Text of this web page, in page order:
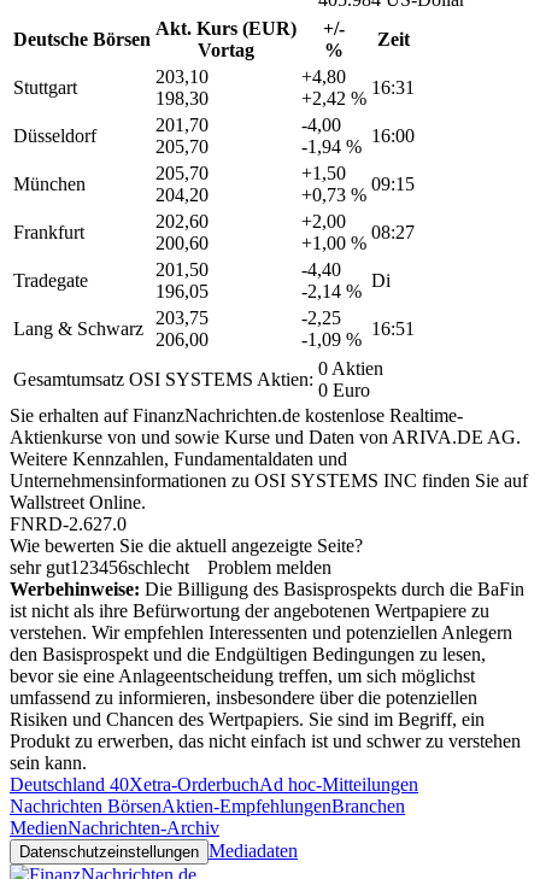
Deutsche Börsen
Akt. Kurs (EUR)
Vortag
+/-
%
Zeit
Stuttgart
203,10
198,30
+4,80
+2,42 %
16:31
Düsseldorf
201,70
205,70
-4,00
-1,94 %
16:00
München
205,70
204,20
+1,50
+0,73 %
09:15
Frankfurt
202,60
200,60
+2,00
+1,00 %
08:27
Tradegate
201,50
196,05
-4,40
-2,14 %
Di
Lang & Schwarz
203,75
206,00
-2,25
-1,09 %
16:51
Gesamtumsatz OSI SYSTEMS Aktien:
0 Aktien
0 Euro
Sie erhalten auf FinanzNachrichten.de kostenlose Realtime-
Aktienkurse von und sowie Kurse und Daten von ARIVA.DE AG.
Weitere Kennzahlen, Fundamentaldaten und
Unternehmensinformationen zu OSI SYSTEMS INC finden Sie auf
Wallstreet Online.
FNRD-2.627.0
Wie bewerten Sie die aktuell angezeigte Seite?
sehr gut1 23456schlecht
Problem melden
Werbehinweise: Die Billigung des Basisprospekts durch die BaFin
ist nicht als ihre Befürwortung der angebotenen Wertpapiere zu
verstehen. Wir empfehlen Interessenten und potenziellen Anlegern
den Basisprospekt und die Endgültigen Bedingungen zu lesen,
bevor sie eine Anlageentscheidung treffen, um sich möglichst
umfassend zu informieren, insbesondere über die potenziellen
Risiken und Chancen des Wertpapiers. Sie sind im Begriff, ein
Produkt zu erwerben, das nicht einfach ist und schwer zu verstehen
sein kann.
Deutschland 40Xetra-OrderbuchAd hoc-Mitteilungen
Nachrichten BörsenAktien-EmpfehlungenBranchen
MedienNachrichten-Archiv
Datenschutzeinstellungen Mediadaten